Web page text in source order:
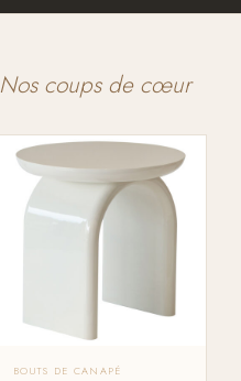
Nos coups de cœur
BOUTS DE CANAPÉ